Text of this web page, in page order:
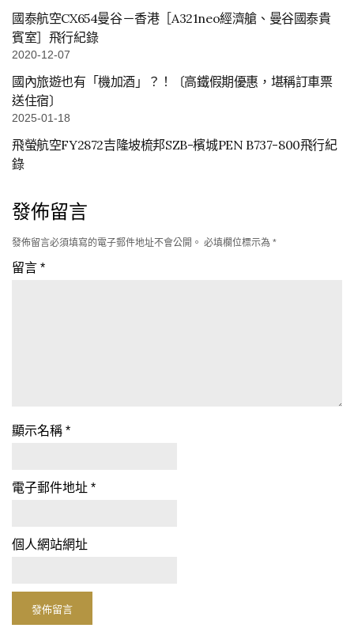
國泰航空CX654曼谷－香港［A321neo經濟艙、曼谷國泰貴
賓室］飛行紀錄
2020-12-07
國內旅遊也有「機加酒」？！〔高鐵假期優惠，堪稱訂車票
送住宿〕
2025-01-18
飛螢航空FY2872吉隆坡梳邦SZB-檳城PEN B737-800飛行紀
錄
發佈留言
發佈留言必須填寫的電子郵件地址不會公開。 必填欄位標示為 *
留言 *
顯示名稱 *
電子郵件地址 *
個人網站網址